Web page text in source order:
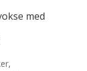
med